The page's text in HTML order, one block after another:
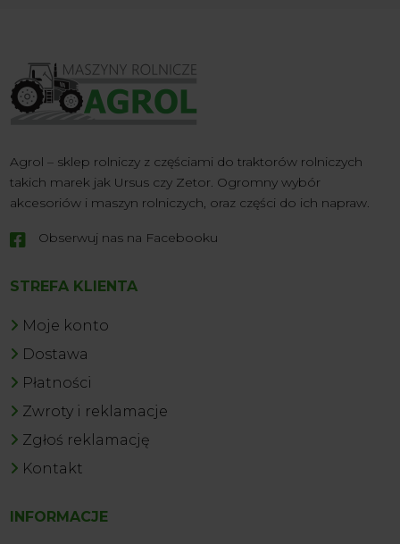
Agrol – sklep rolniczy z częściami do traktorów rolniczych
takich marek jak Ursus czy Zetor. Ogromny wybór
akcesoriów i maszyn rolniczych, oraz części do ich napraw.
 Obserwuj nas na Facebooku
STREFA KLIENTA
Moje konto
Dostawa
Płatności
Zwroty i reklamacje
Zgłoś reklamację
Kontakt
INFORMACJE